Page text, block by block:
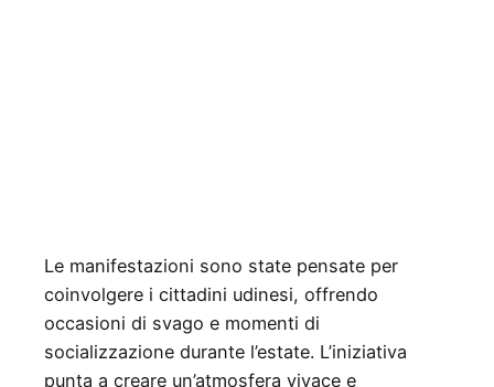
Le manifestazioni sono state pensate per
coinvolgere i cittadini udinesi, offrendo
occasioni di svago e momenti di
socializzazione durante l’estate. L’iniziativa
punta a creare un’atmosfera vivace e